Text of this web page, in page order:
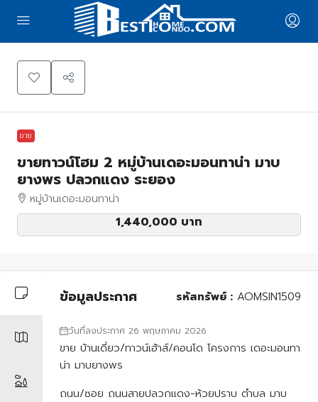
+
ขาย
ขายทาวน์โฮม 2 หมู่บ้านเดอะมอนทาน่า มาบ
ยางพร ปลวกแดง ระยอง
หมู่บ้านเดอะมอนทาน่า
1,440,000 บาท
ข้อมูลประกาศ รหัสทรัพย์ : AOMSIN1509
วันที่ลงประกาศ 26 พฤษภาคม 2026
ขาย บ้านเดี่ยว/ทาวน์เฮ้าส์/คอนโด โครงการ เดอะมอนทา
น่า มาบยางพร
ถนน/ซอย ถนนสายปลวกแดง-ห้วยปราบ ตำบล มาบ